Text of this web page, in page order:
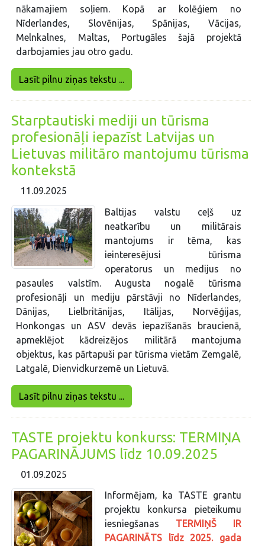
nākamajiem soļiem. Kopā ar kolēģiem no
Nīderlandes, Slovēnijas, Spānijas, Vācijas,
Melnkalnes, Maltas, Portugāles šajā projektā
darbojamies jau otro gadu.
Lasīt pilnu ziņas tekstu ...
Starptautiski mediji un tūrisma
profesionāļi iepazīst Latvijas un
Lietuvas militāro mantojumu tūrisma
kontekstā
11.09.2025
Baltijas valstu ceļš uz
neatkarību un militārais
mantojums ir tēma, kas
ieinteresējusi tūrisma
operatorus un medijus no
pasaules valstīm. Augusta nogalē tūrisma
profesionāļi un mediju pārstāvji no Nīderlandes,
Dānijas, Lielbritānijas, Itālijas, Norvēģijas,
Honkongas un ASV devās iepazīšanās braucienā,
apmeklējot kādreizējos militārā mantojuma
objektus, kas pārtapuši par tūrisma vietām Zemgalē,
Latgalē, Dienvidkurzemē un Lietuvā.
Lasīt pilnu ziņas tekstu ...
TASTE projektu konkurss: TERMIŅA
PAGARINĀJUMS līdz 10.09.2025
01.09.2025
Informējam, ka TASTE grantu
projektu konkursa pieteikumu
iesniegšanas TERMIŅŠ IR
PAGARINĀTS līdz 2025. gada